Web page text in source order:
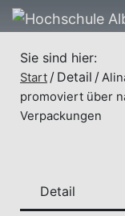
Sie sind hier:
Start Detail
promoviert über
Verpackungen
Detail